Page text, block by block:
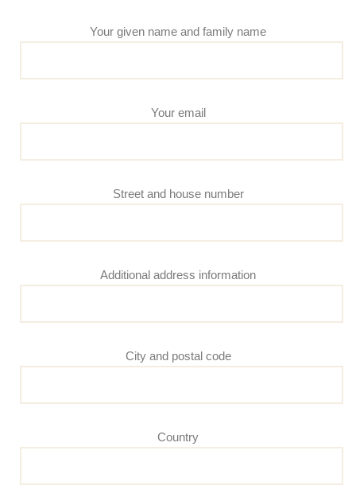
Your given name and family name
Your email
Street and house number
Additional address information
City and postal code
Country